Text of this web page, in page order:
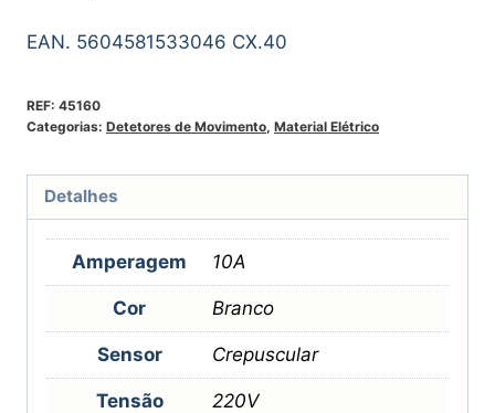
EAN. 5604581533046 CX.40
REF: 45160
Categorias: Detetores de Movimento, Material Elétrico
Detalhes
Amperagem 10A
Cor Branco
Sensor Crepuscular
Tensão 220V